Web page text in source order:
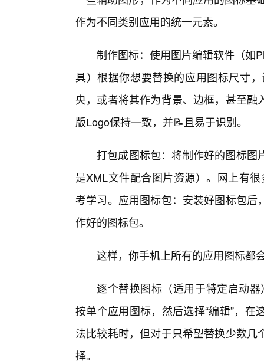
作为不同类别应用的统一元素。
制作图标：使用图片编辑软件（如
具）根据你想要替换的应用图标尺寸
央，或者将其作为背景、边框，甚至
版Logo保持一致，并📝且易于识别。
打包成图标包：将制作好的图标图
是XML文件配合图片资源）。网上有
考学习。应用图标包：安装好图标包
作好的图标包。
这样，你手机上所有的应用图标都
逐个替换图标（适用于特定启动
按单个应用图标，然后选择“编辑”，
法比较耗时，但对于只希望替换少数
择。